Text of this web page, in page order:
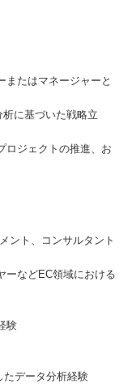
またはマネージャーと
に基づいた戦略立
ロジェクトの推進、お
ント、コンサルタント
ーなどEC領域における
験
たデータ分析経験